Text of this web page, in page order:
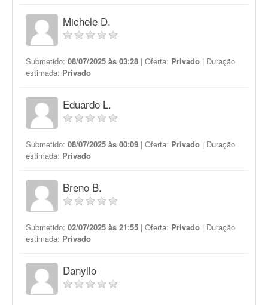
Michele D.
Submetido: 08/07/2025 às 03:28 | Oferta: Privado | Duração
estimada: Privado
Eduardo L.
Submetido: 08/07/2025 às 00:09 | Oferta: Privado | Duração
estimada: Privado
Breno B.
Submetido: 02/07/2025 às 21:55 | Oferta: Privado | Duração
estimada: Privado
Danyllo